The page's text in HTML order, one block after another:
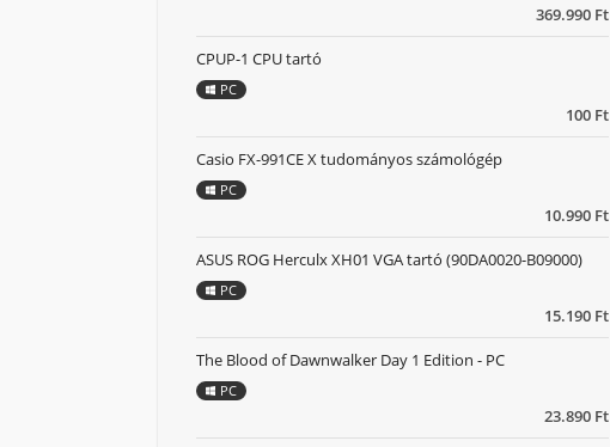
369.990 Ft
100 Ft
CPUP-1 CPU tartó
PC
10.990 Ft
Casio FX-991CE X tudományos számológép
PC
15.190 Ft
ASUS ROG Herculx XH01 VGA tartó (90DA0020-B09000)
PC
23.890 Ft
The Blood of Dawnwalker Day 1 Edition - PC
PC